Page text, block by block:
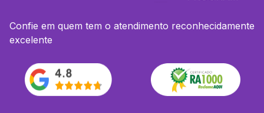
Confie em quem tem o atendimento reconhecidamente
excelente